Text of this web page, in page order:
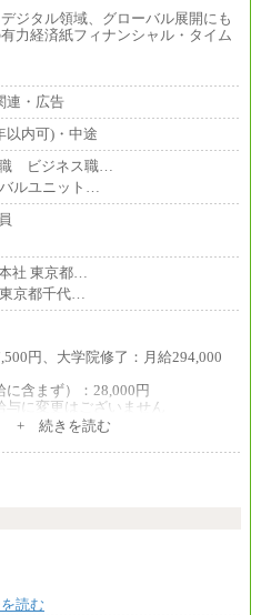
ジタル領域、グローバル展開にも
力経済紙フィナンシャル・タイム
連・広告
以内可)・中途
ビジネス職…
ルユニット…
社 東京都…
京都千代…
円、大学院修了：月給294,000
に含まず）：28,000円
に変更はございません
額です）
+ 続きを読む
読む